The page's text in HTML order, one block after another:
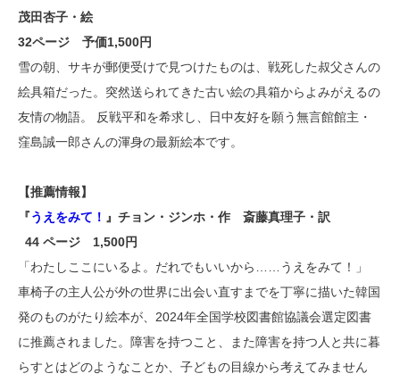
茂田杏子・絵
32ページ 予価1,500円
雪の朝、サキが郵便受けで見つけたものは、戦死した叔父さんの
絵具箱だった。突然送られてきた古い絵の具箱からよみがえるの
友情の物語。 反戦平和を希求し、日中友好を願う無言館館主・
窪島誠一郎さんの渾身の最新絵本です。
【推薦情報】
『うえをみて！ 』チョン・ジンホ・作 斎藤真理子・訳
44 ページ 1,500円
「わたしここにいるよ。だれでもいいから……うえをみて！」
車椅子の主人公が外の世界に出会い直すまでを丁寧に描いた韓国
発のものがたり絵本が、2024年全国学校図書館協議会選定図書
に推薦されました。障害を持つこと、また障害を持つ人と共に暮
らすとはどのようなことか、子どもの目線から考えてみません